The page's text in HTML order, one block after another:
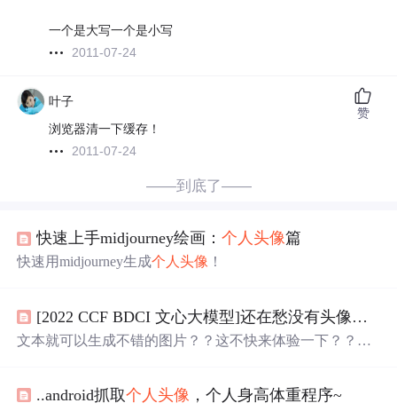
一个是大写一个是小写
2011-07-24
叶子
浏览器清一下缓存！
2011-07-24
赞
——到底了——
快速上手midjourney绘画：个人头像篇
快速用midjourney生成个人头像 ！
[2022 CCF BDCI 文心大模型]还在愁没有头像？属于你的
文本就可以生成不错的图片？？这不快来体验一下？？！
..android抓取个人头像 ，个人身高体重程序~